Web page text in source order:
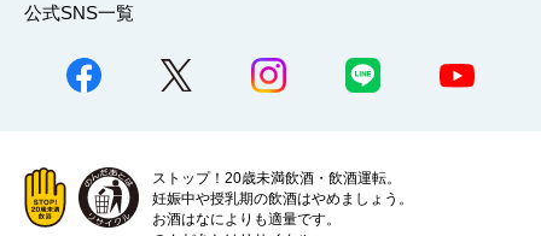
公式SNS一覧
ストップ！20歳未満飲酒・飲酒運転。
妊娠中や授乳期の飲酒はやめましょう。
お酒はなによりも適量です。